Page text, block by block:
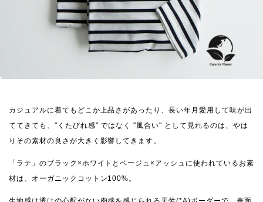
カジュアルに着てもどこか上品さがあったり、長い年月愛用して味が出
ててきても、"くたびれ感" ではなく "風合い" として見れるのは、やは
りその素材の良さが大きく影響してきます。
「ラテ」のブラック×ホワイトとベージュ×アッシュに使われているお素
材は、オーガニックコットン100%。